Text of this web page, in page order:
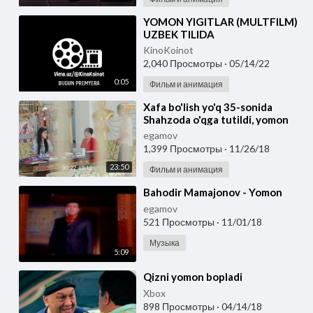
0:05
⁣YOMON YIGITLAR (MULTFILM)
UZBEK TILIDA
KinoKoinot
2,040 Просмотры · 05/14/22
Фильм и анимация
23:50
⁣Xafa bo'lish yo'q 35-sonida
Shahzoda o'qga tutildi, yomon
bo'ldi lekin! (29.09.
egamov
1,399 Просмотры · 11/26/18
Фильм и анимация
5:09
⁣Bahodir Mamajonov - Yomon
egamov
521 Просмотры · 11/01/18
Музыка
⁣Qizni yomon bopladi
Xbox
898 Просмотры · 04/14/18